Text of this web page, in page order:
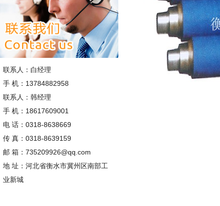
联系人：白经理
手 机：13784882958
联系人：韩经理
手 机：18617609001
电 话：0318-8638669
传 真：0318-8639159
邮 箱： 735209926@qq.com
地 址：河北省衡水市冀州区南部工
业新城